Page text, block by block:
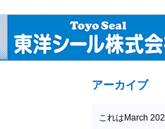
アーカイブ
これはMarch